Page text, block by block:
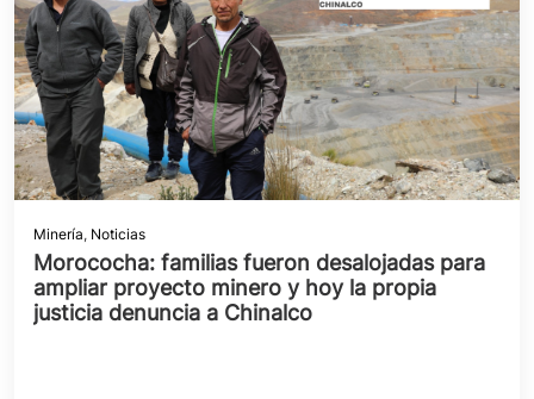
Minería, Noticias
Morococha: familias fueron desalojadas para
ampliar proyecto minero y hoy la propia
justicia denuncia a Chinalco